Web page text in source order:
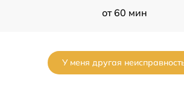
от 60 мин
У меня другая